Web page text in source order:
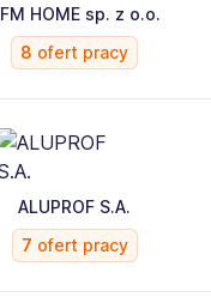
HOME sp. z o.o.
8 ofert pracy
ALUPROF S.A.
7 ofert pracy